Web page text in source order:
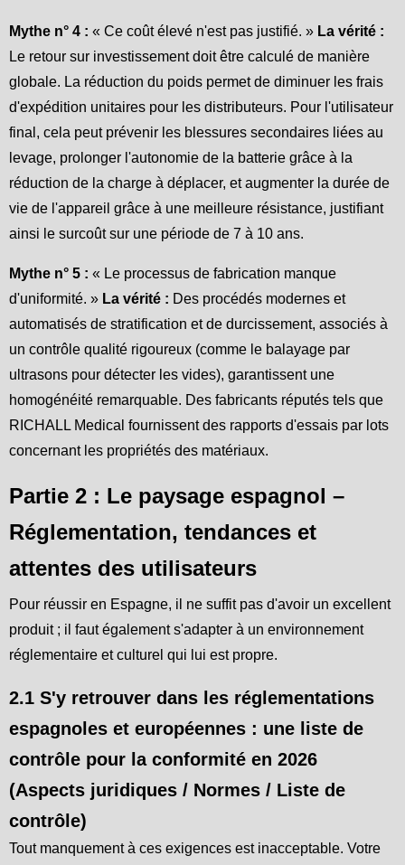
Mythe n° 4 : « Ce coût élevé n'est pas justifié. » La vérité :
Le retour sur investissement doit être calculé de manière
globale. La réduction du poids permet de diminuer les frais
d'expédition unitaires pour les distributeurs. Pour l'utilisateur
final, cela peut prévenir les blessures secondaires liées au
levage, prolonger l'autonomie de la batterie grâce à la
réduction de la charge à déplacer, et augmenter la durée de
vie de l'appareil grâce à une meilleure résistance, justifiant
ainsi le surcoût sur une période de 7 à 10 ans.
Mythe n° 5 : « Le processus de fabrication manque
d'uniformité. » La vérité : Des procédés modernes et
automatisés de stratification et de durcissement, associés à
un contrôle qualité rigoureux (comme le balayage par
ultrasons pour détecter les vides), garantissent une
homogénéité remarquable. Des fabricants réputés tels que
RICHALL Medical fournissent des rapports d'essais par lots
concernant les propriétés des matériaux.
Partie 2 : Le paysage espagnol –
Réglementation, tendances et
attentes des utilisateurs
Pour réussir en Espagne, il ne suffit pas d'avoir un excellent
produit ; il faut également s'adapter à un environnement
réglementaire et culturel qui lui est propre.
2.1 S'y retrouver dans les réglementations
espagnoles et européennes : une liste de
contrôle pour la conformité en 2026
(Aspects juridiques / Normes / Liste de
contrôle)
Tout manquement à ces exigences est inacceptable. Votre